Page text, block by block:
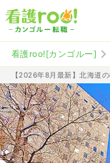
看護roo![カンゴルー]
【2026年8月最新】北海道